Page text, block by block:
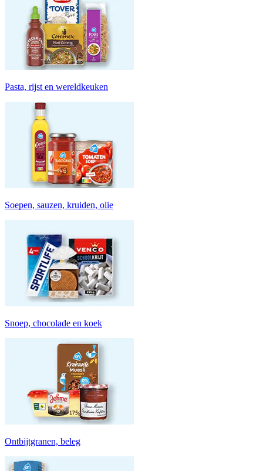
Pasta, rijst en wereldkeuken
Soepen, sauzen, kruiden, olie
Snoep, chocolade en koek
Ontbijtgranen, beleg